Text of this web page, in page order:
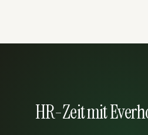
HR-Zeit mit